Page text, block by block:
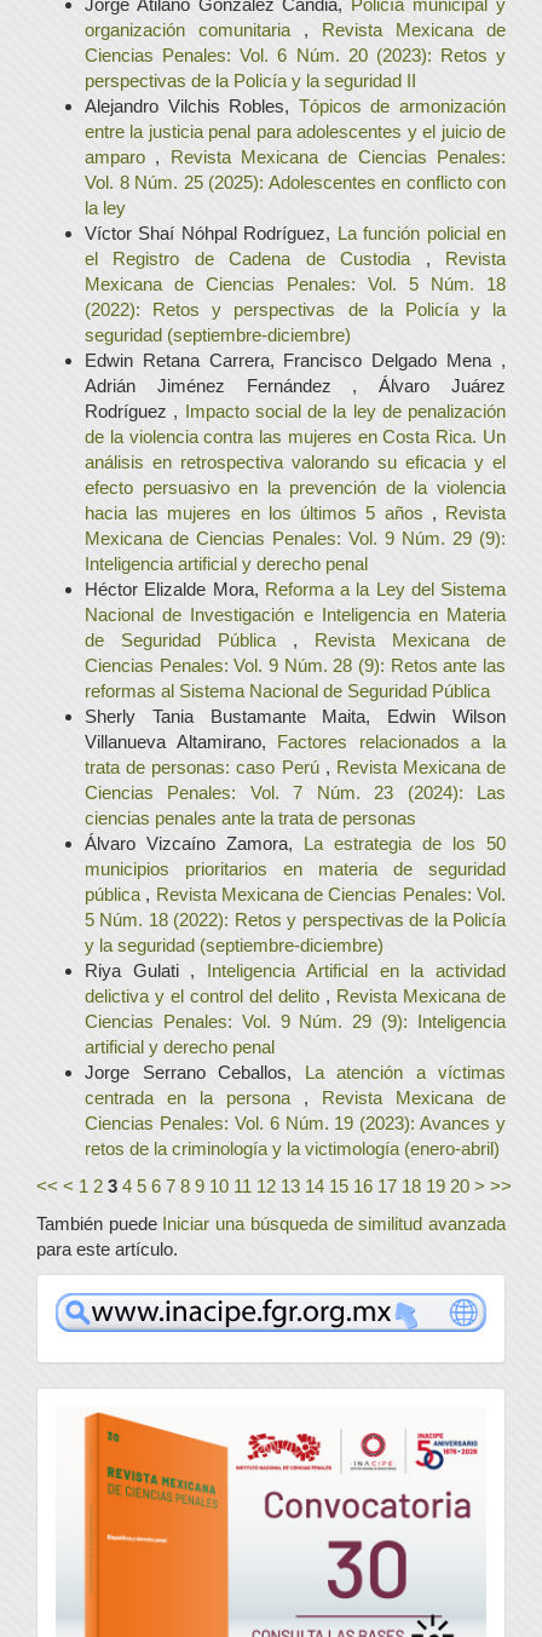
Jorge Atilano González Candia, Policía municipal y
organización comunitaria , Revista Mexicana de
Ciencias Penales: Vol. 6 Núm. 20 (2023): Retos y
perspectivas de la Policía y la seguridad II
Alejandro Vilchis Robles, Tópicos de armonización
entre la justicia penal para adolescentes y el juicio de
amparo , Revista Mexicana de Ciencias Penales:
Vol. 8 Núm. 25 (2025): Adolescentes en conflicto con
la ley
Víctor Shaí Nóhpal Rodríguez, La función policial en
el Registro de Cadena de Custodia , Revista
Mexicana de Ciencias Penales: Vol. 5 Núm. 18
(2022): Retos y perspectivas de la Policía y la
seguridad (septiembre-diciembre)
Edwin Retana Carrera, Francisco Delgado Mena ,
Adrián Jiménez Fernández , Álvaro Juárez
Rodríguez , Impacto social de la ley de penalización
de la violencia contra las mujeres en Costa Rica. Un
análisis en retrospectiva valorando su eficacia y el
efecto persuasivo en la prevención de la violencia
hacia las mujeres en los últimos 5 años , Revista
Mexicana de Ciencias Penales: Vol. 9 Núm. 29 (9):
Inteligencia artificial y derecho penal
Héctor Elizalde Mora, Reforma a la Ley del Sistema
Nacional de Investigación e Inteligencia en Materia
de Seguridad Pública , Revista Mexicana de
Ciencias Penales: Vol. 9 Núm. 28 (9): Retos ante las
reformas al Sistema Nacional de Seguridad Pública
Sherly Tania Bustamante Maita, Edwin Wilson
Villanueva Altamirano, Factores relacionados a la
trata de personas: caso Perú , Revista Mexicana de
Ciencias Penales: Vol. 7 Núm. 23 (2024): Las
ciencias penales ante la trata de personas
Álvaro Vizcaíno Zamora, La estrategia de los 50
municipios prioritarios en materia de seguridad
pública , Revista Mexicana de Ciencias Penales: Vol.
5 Núm. 18 (2022): Retos y perspectivas de la Policía
y la seguridad (septiembre-diciembre)
Riya Gulati , Inteligencia Artificial en la actividad
delictiva y el control del delito , Revista Mexicana de
Ciencias Penales: Vol. 9 Núm. 29 (9): Inteligencia
artificial y derecho penal
Jorge Serrano Ceballos, La atención a víctimas
centrada en la persona , Revista Mexicana de
Ciencias Penales: Vol. 6 Núm. 19 (2023): Avances y
retos de la criminología y la victimología (enero-abril)
<< < 1 2 3 4 5 6 7 8 9 10 11 12 13 14 15 16 17 18 19 20 > >>
También puede Iniciar una búsqueda de similitud avanzada
para este artículo.
www
convocatoria